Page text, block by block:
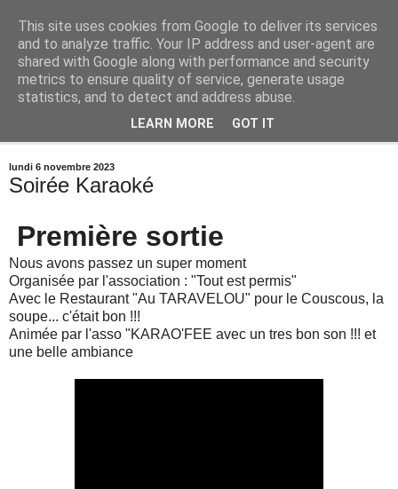
lundi 6 novembre 2023
Soirée Karaoké
Première sortie
Nous avons passez un super moment
Organisée par l'association : "Tout est permis"
Avec le Restaurant "Au TARAVELOU" pour le Couscous, la
soupe... c'était bon !!!
Animée par l'asso "KARAO'FEE avec un tres bon son !!! et
une belle ambiance
This site uses cookies from Google to deliver its services
and to analyze traffic. Your IP address and user-agent are
shared with Google along with performance and security
metrics to ensure quality of service, generate usage
statistics, and to detect and address abuse.
LEARN MORE GOT IT